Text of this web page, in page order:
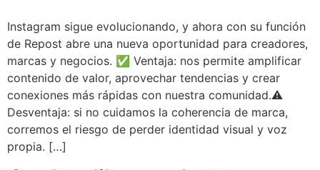
Instagram sigue evolucionando, y ahora con su función
de Repost abre una nueva oportunidad para creadores,
marcas y negocios. ✅ Ventaja: nos permite amplificar
contenido de valor, aprovechar tendencias y crear
conexiones más rápidas con nuestra comunidad.⚠️
Desventaja: si no cuidamos la coherencia de marca,
corremos el riesgo de perder identidad visual y voz
propia. […]